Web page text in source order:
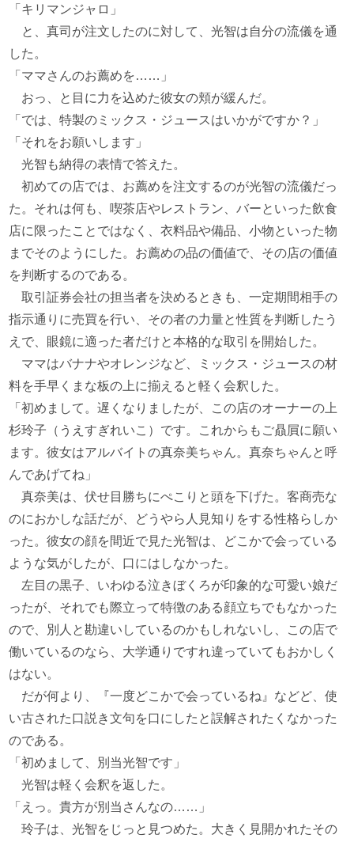
「キリマンジャロ」
と、真司が注文したのに対して、光智は自分の流儀を通
した。
「ママさんのお薦めを……」
おっ、と目に力を込めた彼女の頬が緩んだ。
「では、特製のミックス・ジュースはいかがですか？」
「それをお願いします」
光智も納得の表情で答えた。
初めての店では、お薦めを注文するのが光智の流儀だっ
た。それは何も、喫茶店やレストラン、バーといった飲食
店に限ったことではなく、衣料品や備品、小物といった物
までそのようにした。お薦めの品の価値で、その店の価値
を判断するのである。
取引証券会社の担当者を決めるときも、一定期間相手の
指示通りに売買を行い、その者の力量と性質を判断したう
えで、眼鏡に適った者だけと本格的な取引を開始した。
ママはバナナやオレンジなど、ミックス・ジュースの材
料を手早くまな板の上に揃えると軽く会釈した。
「初めまして。遅くなりましたが、この店のオーナーの上
杉玲子（うえすぎれいこ）です。これからもご贔屓に願い
ます。彼女はアルバイトの真奈美ちゃん。真奈ちゃんと呼
んであげてね」
真奈美は、伏せ目勝ちにぺこりと頭を下げた。客商売な
のにおかしな話だが、どうやら人見知りをする性格らしか
った。彼女の顔を間近で見た光智は、どこかで会っている
ような気がしたが、口にはしなかった。
左目の黒子、いわゆる泣きぼくろが印象的な可愛い娘だ
ったが、それでも際立って特徴のある顔立ちでもなかった
ので、別人と勘違いしているのかもしれないし、この店で
働いているのなら、大学通りですれ違っていてもおかしく
はない。
だが何より、『一度どこかで会っているね』などど、使
い古された口説き文句を口にしたと誤解されたくなかった
のである。
「初めまして、別当光智です」
光智は軽く会釈を返した。
「えっ。貴方が別当さんなの……」
玲子は、光智をじっと見つめた。大きく見開かれたその